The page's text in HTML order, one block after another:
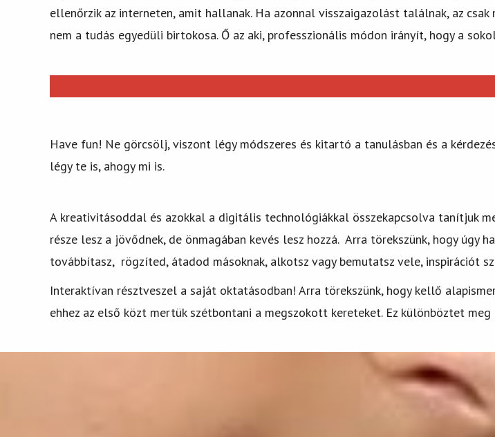
ellenőrzik az interneten, amit hallanak. Ha azonnal visszaigazolást találnak, az
nem a tudás egyedüli birtokosa. Ő az aki, professzionális módon irányít, hogy a
Have fun! Ne görcsölj, viszont légy módszeres és kitartó a tanulásban és a
légy te is, ahogy mi is.
A kreativitásoddal és azokkal a digitális technológiákkal összekapcsolva tanítjuk
része lesz a jövődnek, de önmagában kevés lesz hozzá. Arra törekszünk, hogy
továbbítasz, rögzíted, átadod másoknak, alkotsz vagy bemutatsz vele, inspirációt
Interaktívan résztveszel a saját oktatásodban! Arra törekszünk, hogy kellő
ehhez az első közt mertük szétbontani a megszokott kereteket. Ez különböztet meg